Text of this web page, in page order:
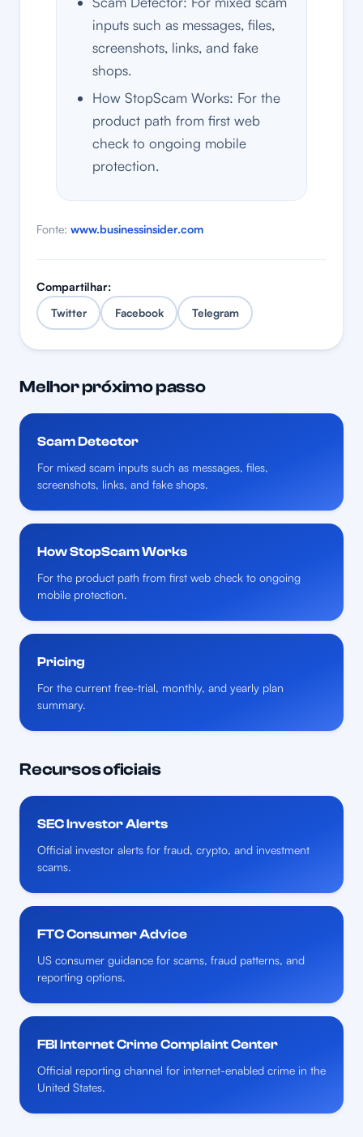
inputs such as messages, files,
screenshots, links, and fake
shops.
How StopScam Works: For the
product path from first web
check to ongoing mobile
protection.
Fonte: www.businessinsider.com
Compartilhar:
Twitter
Facebook Telegram
Melhor próximo passo
Scam Detector
For mixed scam inputs such as messages, files,
screenshots, links, and fake shops.
How StopScam Works
For the product path from first web check to ongoing
mobile protection.
Pricing
For the current free-trial, monthly, and yearly plan
summary.
Recursos oficiais
SEC Investor Alerts
Official investor alerts for fraud, crypto, and investment
scams.
FTC Consumer Advice
US consumer guidance for scams, fraud patterns, and
reporting options.
FBI Internet Crime Complaint Center
Official reporting channel for internet-enabled crime in the
United States.